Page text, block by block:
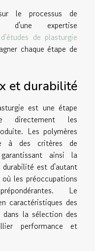
le processus de
d'une expertise
de plasturgie
chaque étape de
et durabilité
est une étape
directement les
Les polymères
à des critères de
ainsi la
est d'autant
les préoccupations
Le
caractéristiques des
la sélection des
performance et